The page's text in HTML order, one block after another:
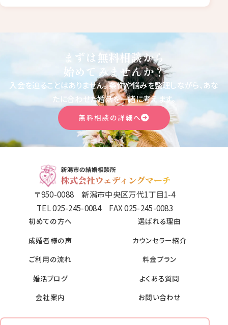
まずは無料相談から
始めてみませんか？
入会を迫ることはありません。条件や悩みを整理しながら、あな
たに合わせた婚活を一緒に考えます。
無料相談の詳細へ
〒950-0088 新潟市中央区万代1丁目1-4
TEL 025-245-0084 FAX 025-245-0083
初めての方へ
選ばれる理由
成婚者様の声
カウンセラー紹介
ご利用の流れ
料金プラン
婚活ブログ
よくある質問
会社案内
お問い合わせ